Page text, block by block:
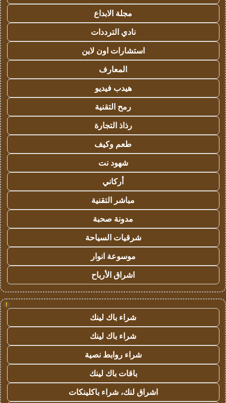
مجلة الابداع
نادي الترددات
استشارات اون لاين
المعارف
هيدب فيديو
رمح التقنية
رذاذ التجارة
طعم وكيف
شهود نت
أركاني
مباشر التقنية
مدونة صحبة
شرقيات السياحة
موسوعة انوار
اشراق الأرباح
!
شراء باك لينك
شراء باك لينك
شراء روابط نصية
باقات باك لينك
اشراق لنك، شراء باكلينكات